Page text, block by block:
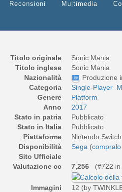
Recensioni Multimedia
Titolo originale
Sonic Mania
Titolo inglese
Sonic Mania
Nazionalità
Produzione
Categoria
Single-Player
Genere
Platform
Anno
2017
Stato in patria
Pubblicato
Stato in Italia
Pubblicato
Piattaforme
Nintendo
Disponibilità
Sega (
Sito Ufficiale
Valutazione cc
7,256 (#722
Immagini
12 (by